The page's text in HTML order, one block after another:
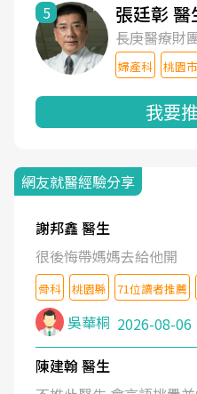
5 張廷彰 醫
長庚醫療財
婦產科 桃園市
我要
網友就醫經驗分享
謝邦鑫 醫生
很後悔帶媽媽去給他開
骨科 桃園縣 71位讀者推薦
吳華桐 2026-08-06
陳建翰 醫生